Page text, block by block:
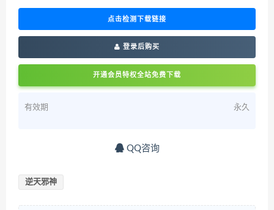
点击检测下载链接
登录后购买
开通会员特权全站免费下载
有效期 永久
QQ咨询
逆天邪神